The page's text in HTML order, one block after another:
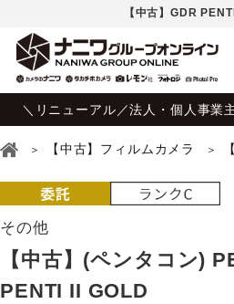
【中古】GDR
＼リニューアル／法人・個人事業
【中古】フィルムカメラ
その他
【中古】(ペンタコン)
PENTI II GOLD